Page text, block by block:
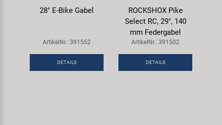
28" E-Bike Gabel
ArtikelNr.: 391552
DETAILS
ROCKSHOX Pike
Select RC, 29", 140
mm Federgabel
ArtikelNr.: 391502
DETAILS